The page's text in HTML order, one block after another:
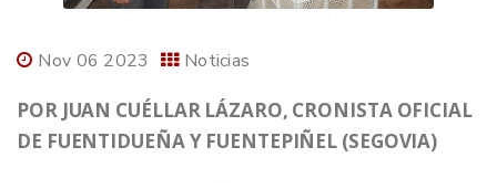
Nov 06 2023 Noticias
POR JUAN CUÉLLAR LÁZARO, CRONISTA OFICIAL
DE FUENTIDUEÑA Y FUENTEPIÑEL (SEGOVIA)